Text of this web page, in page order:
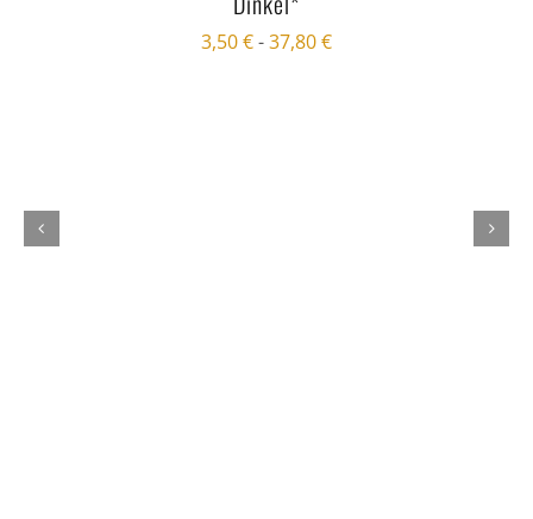
3,50€-37,80€